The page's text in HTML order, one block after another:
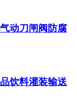
动刀闸阀防腐
饮料灌装输送